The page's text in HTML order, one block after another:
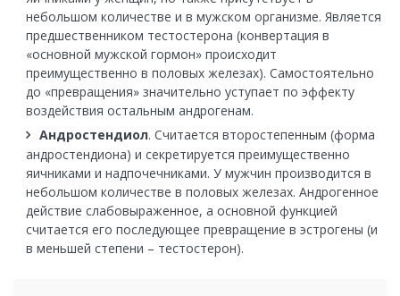
небольшом количестве и в мужском организме. Является
предшественником тестостерона (конвертация в
«основной мужской гормон» происходит
преимущественно в половых железах). Самостоятельно
до «превращения» значительно уступает по эффекту
воздействия остальным андрогенам.
Андростендиол. Считается второстепенным (форма
андростендиона) и секретируется преимущественно
яичниками и надпочечниками. У мужчин производится в
небольшом количестве в половых железах. Андрогенное
действие слабовыраженное, а основной функцией
считается его последующее превращение в эстрогены (и
в меньшей степени – тестостерон).